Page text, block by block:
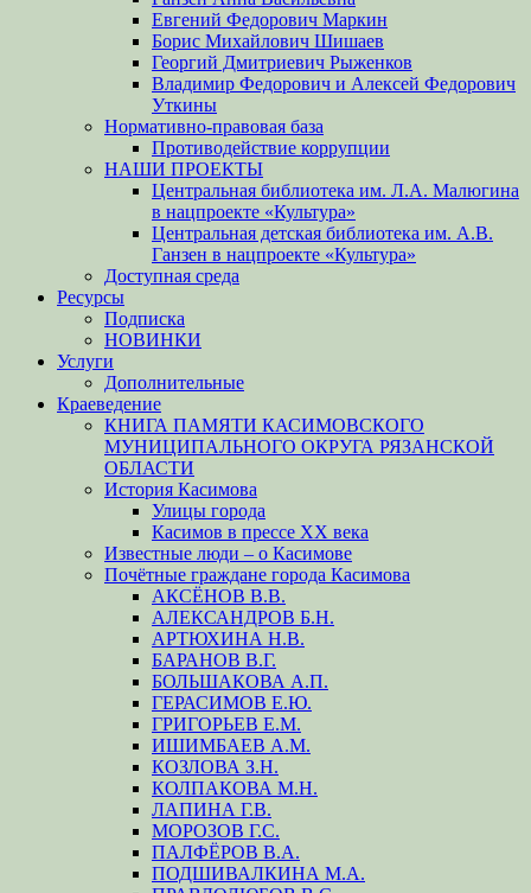
Евгений Федорович Маркин
Борис Михайлович Шишаев
Георгий Дмитриевич Рыженков
Владимир Федорович и Алексей Федорович
Уткины
Нормативно-правовая база
Противодействие коррупции
НАШИ ПРОЕКТЫ
Центральная библиотека им. Л.А. Малюгина
в нацпроекте «Культура»
Центральная детская библиотека им. А.В.
Ганзен в нацпроекте «Культура»
Доступная среда
Ресурсы
Подписка
НОВИНКИ
Услуги
Дополнительные
Краеведение
КНИГА ПАМЯТИ КАСИМОВСКОГО
МУНИЦИПАЛЬНОГО ОКРУГА РЯЗАНСКОЙ
ОБЛАСТИ
История Касимова
Улицы города
Касимов в прессе XX века
Известные люди – о Касимове
Почётные граждане города Касимова
АКСЁНОВ В.В.
АЛЕКСАНДРОВ Б.Н.
АРТЮХИНА Н.В.
БАРАНОВ В.Г.
БОЛЬШАКОВА А.П.
ГЕРАСИМОВ Е.Ю.
ГРИГОРЬЕВ Е.М.
ИШИМБАЕВ А.М.
КОЗЛОВА З.Н.
КОЛПАКОВА М.Н.
ЛАПИНА Г.В.
МОРОЗОВ Г.С.
ПАЛФЁРОВ В.А.
ПОДШИВАЛКИНА М.А.